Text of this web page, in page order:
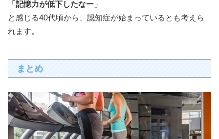
「記憶力が低下したなー」
と感じる40代頃から、認知症が始まっているとも考えら
れます。
まとめ